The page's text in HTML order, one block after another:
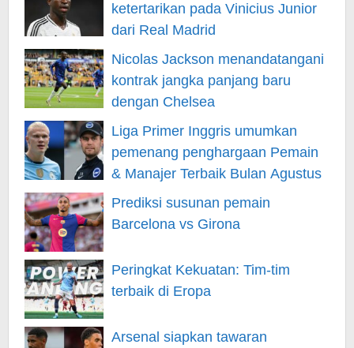
ketertarikan pada Vinicius Junior
dari Real Madrid
Nicolas Jackson menandatangani
kontrak jangka panjang baru
dengan Chelsea
Liga Primer Inggris umumkan
pemenang penghargaan Pemain
& Manajer Terbaik Bulan Agustus
Prediksi susunan pemain
Barcelona vs Girona
Peringkat Kekuatan: Tim-tim
terbaik di Eropa
Arsenal siapkan tawaran